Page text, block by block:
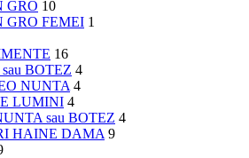
GRO 10
GRO FEMEI 1
16
BOTEZ 4
NUNTA 4
LUMINI 4
sau BOTEZ 4
HAINE DAMA 9